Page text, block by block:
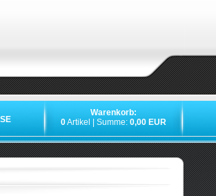
Warenkorb:
0Artikel | Summe: 0,00 EUR